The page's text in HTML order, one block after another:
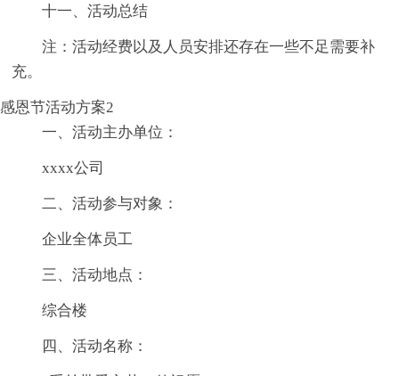
十一、活动总结
注：活动经费以及人员安排还存在一些不足需要补
充。
感恩节活动方案2
一、活动主办单位：
xxxx公司
二、活动参与对象：
企业全体员工
三、活动地点：
综合楼
四、活动名称：